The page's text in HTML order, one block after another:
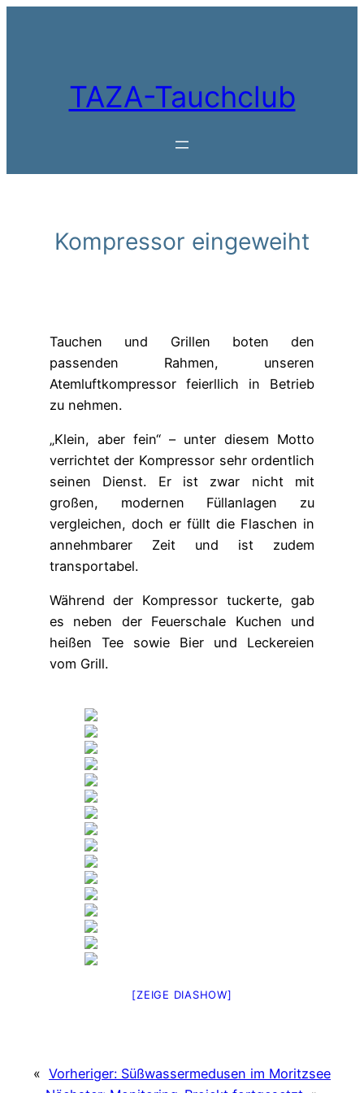
TAZA-Tauchclub
Kompressor eingeweiht
Tauchen und Grillen boten den
passenden Rahmen, unseren
Atemluftkompressor feierllich in Betrieb
zu nehmen.
„Klein, aber fein“ – unter diesem Motto
verrichtet der Kompressor sehr ordentlich
seinen Dienst. Er ist zwar nicht mit
großen, modernen Füllanlagen zu
vergleichen, doch er füllt die Flaschen in
annehmbarer Zeit und ist zudem
transportabel.
Während der Kompressor tuckerte, gab
es neben der Feuerschale Kuchen und
heißen Tee sowie Bier und Leckereien
vom Grill.
[ZEIGE DIASHOW]
« Vorheriger: Süßwassermedusen im Moritzsee